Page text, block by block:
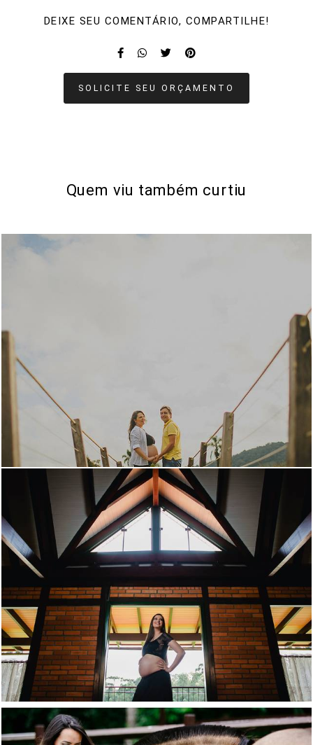
DEIXE SEU COMENTÁRIO, COMPARTILHE!
SOLICITE SEU ORÇAMENTO
Quem viu também curtiu
3926 19